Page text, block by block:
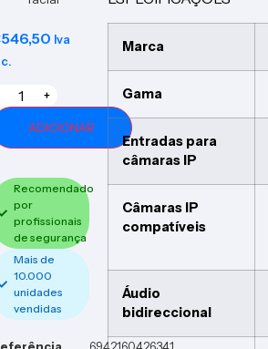
546,50 Iva
+
ADICIONAR
Recomendado
por
profissionais
de segurança
Mais de
10.000
unidades
vendidas
Marca
Gama
Entradas para
câmaras IP
Câmaras IP
compatíveis
Áudio
bidireccional